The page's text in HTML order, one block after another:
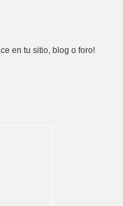
en tu sitio, blog o foro!